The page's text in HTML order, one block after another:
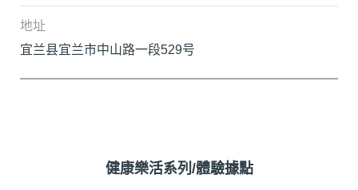
宜兰县宜兰市中山路一段529号
健康樂活系列/體驗據點